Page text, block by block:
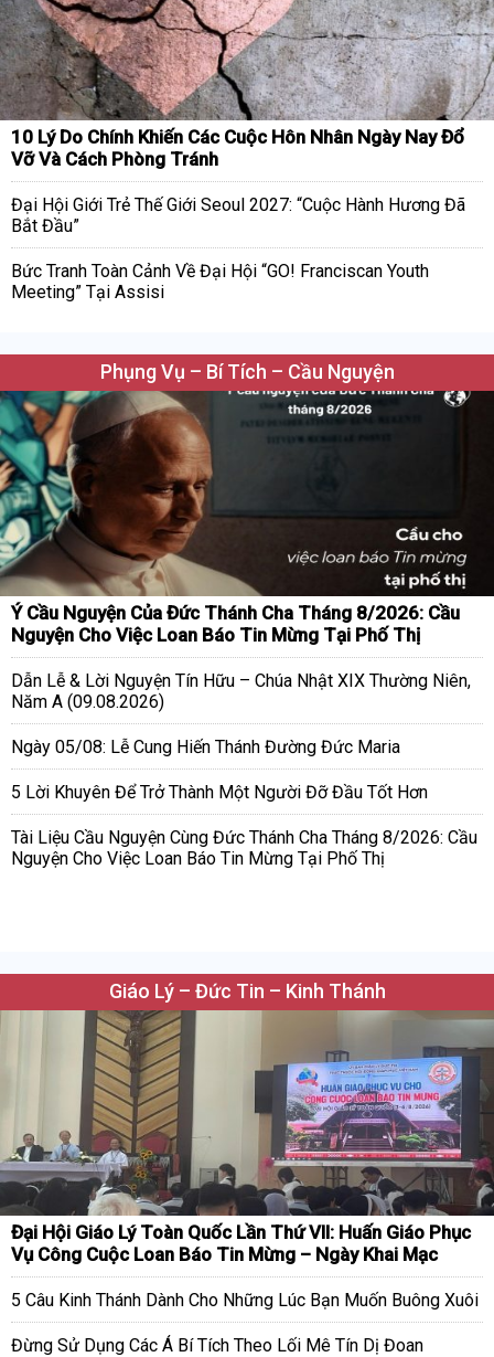
10 Lý Do Chính Khiến Các Cuộc Hôn Nhân Ngày Nay Đổ
Vỡ Và Cách Phòng Tránh
Đại Hội Giới Trẻ Thế Giới Seoul 2027: “Cuộc Hành Hương Đã
Bắt Đầu”
Bức Tranh Toàn Cảnh Về Đại Hội “GO! Franciscan Youth
Meeting” Tại Assisi
Phụng Vụ – Bí Tích – Cầu Nguyện
Ý Cầu Nguyện Của Đức Thánh Cha Tháng 8/2026: Cầu
Nguyện Cho Việc Loan Báo Tin Mừng Tại Phố Thị
Dẫn Lễ & Lời Nguyện Tín Hữu – Chúa Nhật XIX Thường Niên,
Năm A (09.08.2026)
Ngày 05/08: Lễ Cung Hiến Thánh Đường Đức Maria
5 Lời Khuyên Để Trở Thành Một Người Đỡ Đầu Tốt Hơn
Tài Liệu Cầu Nguyện Cùng Đức Thánh Cha Tháng 8/2026: Cầu
Nguyện Cho Việc Loan Báo Tin Mừng Tại Phố Thị
Giáo Lý – Đức Tin – Kinh Thánh
Đại Hội Giáo Lý Toàn Quốc Lần Thứ VII: Huấn Giáo Phục
Vụ Công Cuộc Loan Báo Tin Mừng – Ngày Khai Mạc
5 Câu Kinh Thánh Dành Cho Những Lúc Bạn Muốn Buông Xuôi
Đừng Sử Dụng Các Á Bí Tích Theo Lối Mê Tín Dị Đoan